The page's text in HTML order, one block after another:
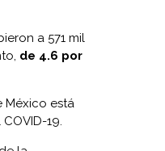
a 571 mil
de 4.6 por
México está
19.